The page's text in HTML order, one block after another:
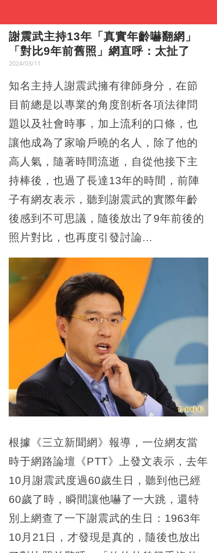
謝震武主持13年「真實年齡嚇翻網」
「對比9年前舊照」網直呼：太扯了
2024/03/11
知名主持人謝震武擁有律師身分，在節
目前總是以專業的角度剖析各項法律問
題以及社會時事，加上流利的口條，也
讓他成為了家喻戶曉的名人，除了他的
高人氣，隨著時間流逝，自從他接下主
持棒後，也過了長達13年的時間，前陣
子有網友表示，聽到謝震武的實際年齡
後感到不可思議，隨後放出了9年前後的
照片對比，也再度引發討論...
根據《三立新聞網》報導，一位網友當
時于網路論壇《PTT》上發文表示，去年
10月謝震武度過60歲生日，聽到他已經
60歲了時，瞬間讓他嚇了一大跳，還特
別上網查了一下謝震武的生日：1963年
10月21日，才發現是真的，隨後也放出